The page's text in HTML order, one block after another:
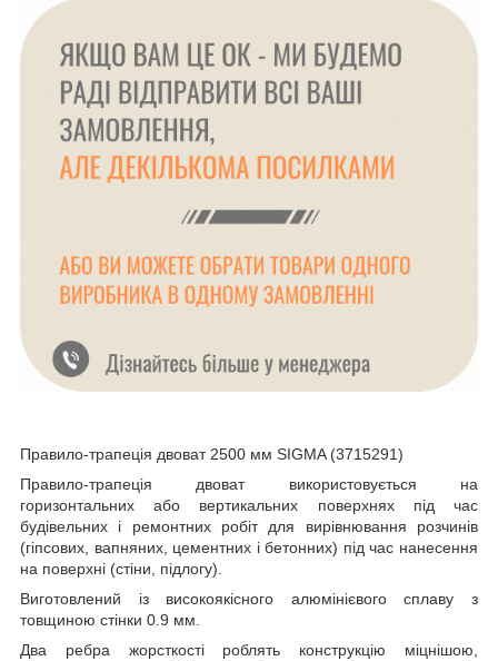
Правило-трапеція двоват 2500 мм SIGMA (3715291)
Правило-трапеція двоват використовується на
горизонтальних або вертикальних поверхнях під час
будівельних і ремонтних робіт для вирівнювання розчинів
(гіпсових, вапняних, цементних і бетонних) під час нанесення
на поверхні (стіни, підлогу).
Виготовлений із високоякісного алюмінієвого сплаву з
товщиною стінки 0.9 мм.
Два ребра жорсткості роблять конструкцію міцнішою,